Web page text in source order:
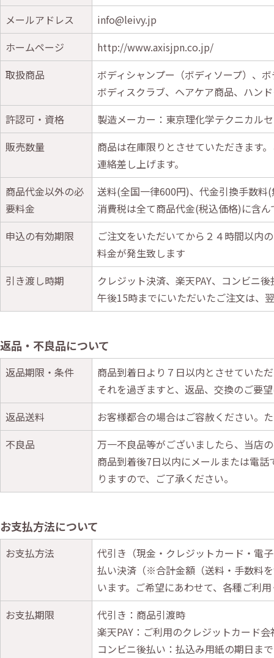
メールアドレス
info@leivy.jp
ホームページ
http://www.axisjpn.co.jp/
取扱商品
ボディシャンプー（ボディソープ）、
ボディスクラブ、ヘアケア商品、ハン
許認可・資格
製造メーカー：東京理化学テクニカル
販売数量
商品は在庫限りとさせていただきます
連絡差し上げます。
商品代金以外の必
要料金
送料(全国一律600円)、代金引換手数
消費税は全て商品代金(税込価格)に含
申込の有効期限
ご注文をいただいてから２４時間以内
料金が発生致します
引き渡し時期
クレジット決済、楽天PAY、コンビニ
午後15時までにいただいたご注文は、
返品・不良品について
返品期限・条件
商品到着日より７日以内とさせていた
それを過ぎますと、返品、交換のご要
返品送料
お客様都合の場合はご容赦ください。
不良品
万一不良品等がございましたら、当店
商品到着後7日以内にメールまたは電
りますので、ご了承ください。
お支払方法について
お支払方法
代引き（現金・クレジットカード・電
払い決済（※合計金額（送料・手数料
います。ご希望にあわせて、各種ご
お支払期限
代引き：商品引渡時
楽天PAY：ご利用のクレジットカード
コンビニ後払い：払込み用紙の期日まで